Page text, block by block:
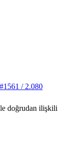
#1561 / 2.080
doğrudan ilişkili